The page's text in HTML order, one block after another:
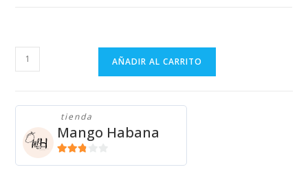
ZAPATOS
ZPT231
AÑADIR AL CARRITO
tienda
Mango Habana